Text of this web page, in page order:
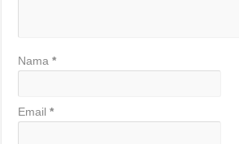
Nama*
Email*